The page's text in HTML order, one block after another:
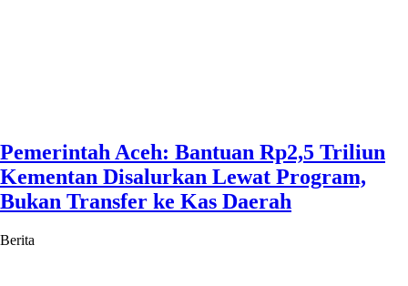
Pemerintah Aceh: Bantuan Rp2,5 Triliun
Kementan Disalurkan Lewat Program,
Bukan Transfer ke Kas Daerah
Berita